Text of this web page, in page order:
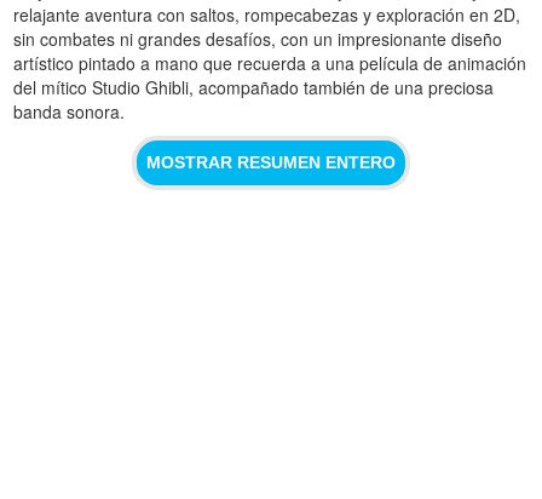
relajante aventura con saltos, rompecabezas y exploración en 2D,
sin combates ni grandes desafíos, con un impresionante diseño
artístico pintado a mano que recuerda a una película de animación
del mítico Studio Ghibli, acompañado también de una preciosa
banda sonora.
MOSTRAR RESUMEN ENTERO